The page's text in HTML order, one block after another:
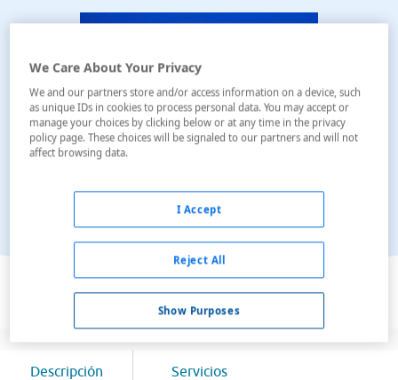
Ver en el mapa
Descripción Servicios
We Care About Your Privacy
We and our partners store and/or access information on a device, such
as unique IDs in cookies to process personal data. You may accept or
manage your choices by clicking below or at any time in the privacy
policy page. These choices will be signaled to our partners and will not
affect browsing data.
Show Purposes
Reject All
I Accept